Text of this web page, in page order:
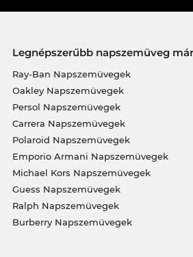
Legnépszerűbb napszemüveg
Ray-Ban Napszemüvegek
Oakley Napszemüvegek
Persol Napszemüvegek
Carrera Napszemüvegek
Polaroid Napszemüvegek
Emporio Armani Napszemüvegek
Michael Kors Napszemüvegek
Guess Napszemüvegek
Ralph Napszemüvegek
Burberry Napszemüvegek